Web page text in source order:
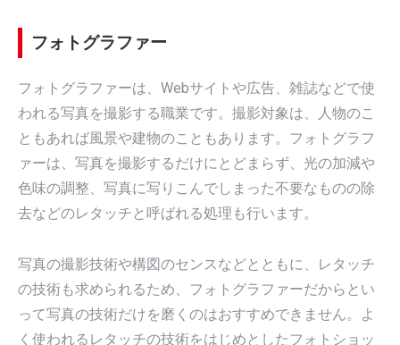
フォトグラファー
フォトグラファーは、Webサイトや広告、雑誌などで使
われる写真を撮影する職業です。撮影対象は、人物のこ
ともあれば風景や建物のこともあります。フォトグラフ
ァーは、写真を撮影するだけにとどまらず、光の加減や
色味の調整、写真に写りこんでしまった不要なものの除
去などのレタッチと呼ばれる処理も行います。
写真の撮影技術や構図のセンスなどとともに、レタッチ
の技術も求められるため、フォトグラファーだからとい
って写真の技術だけを磨くのはおすすめできません。よ
く使われるレタッチの技術をはじめとしたフォトショッ